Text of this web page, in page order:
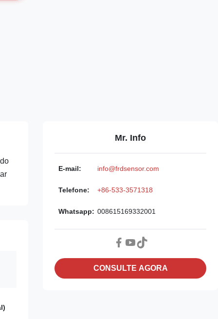
Mr. Info
E-mail: info@frdsensor.com
Telefone: +86-533-3571318
Whatsapp: 008615169332001
CONSULTE AGORA